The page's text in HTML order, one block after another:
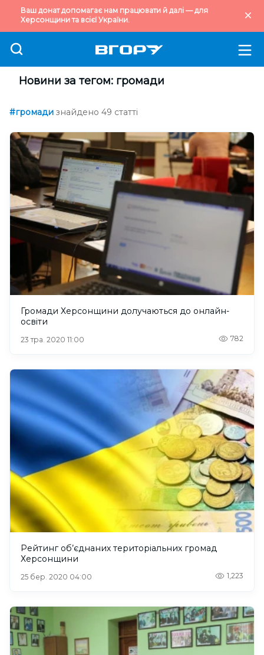
Ваш донат допомагає нам працювати й далі — для
Херсонщини та всієї України.
Новини за тегом: громади
#громади знайдено 49 статті
Громади Херсонщини долучаються до онлайн-
освіти
23 тра. 2020 11:00 782
Рейтинг об’єднаних територіальних громад
Херсонщини
25 бер. 2020 04:00 1,223